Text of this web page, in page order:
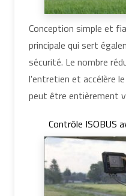
Conception simple et
principale qui sert
sécurité. Le nombre
l'entretien et accélère
peut être entièrement
Contrôle ISOBUS